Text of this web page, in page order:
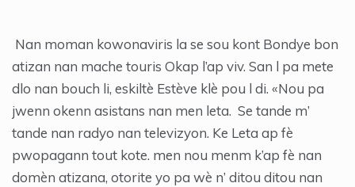
Nan moman kowonaviris la se sou kont Bondye bon
atizan nan mache touris Okap l’ap viv. San l pa mete
dlo nan bouch li, eskiltè Estève klè pou l di. «Nou pa
jwenn okenn asistans nan men leta. Se tande m’
tande nan radyo nan televizyon. Ke Leta ap fè
pwopagann tout kote. men nou menm k’ap fè nan
domèn atizana, otorite yo pa wè n’ ditou ditou nan